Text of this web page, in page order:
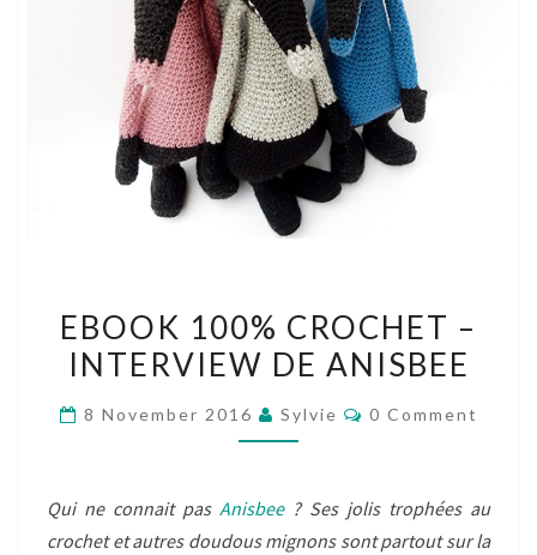
100%
CROCHET
INTERVIEW
EBOOK 100% CROCHET –
INTERVIEW DE ANISBEE
8 November 2016 Sylvie Comments
0 Comment
Qui ne connait pas Anisbee? Ses jolis trophées au
crochet et autres doudous mignons sont partout sur la